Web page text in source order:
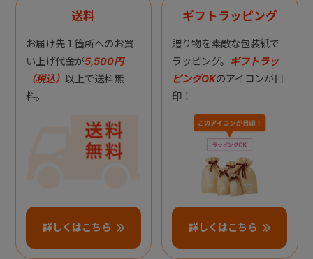
送料
お届け先１箇所へのお買
い上げ代金が5,500円
（税込） 以上で送料無
料。
詳しくはこちら
ギフトラッピング
贈り物を素敵な包装紙で
ラッピング。 ギフトラッ
ピングOKのアイコンが目
印！
詳しくはこちら